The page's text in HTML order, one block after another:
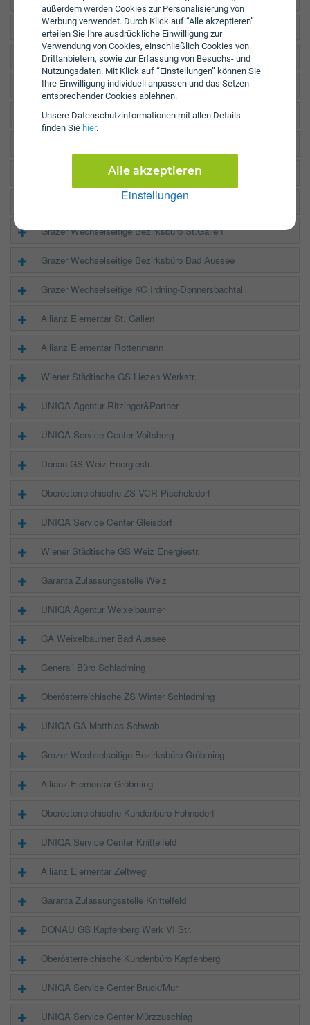
außerdem werden Cookies zur Personalisierung von
Werbung verwendet. Durch Klick auf “Alle akzeptieren”
erteilen Sie Ihre ausdrückliche Einwilligung zur
Verwendung von Cookies, einschließlich Cookies von
Drittanbietern, sowie zur Erfassung von Besuchs- und
Nutzungsdaten. Mit Klick auf “Einstellungen” können Sie
Ihre Einwilligung individuell anpassen und das Setzen
entsprechender Cookies ablehnen.
Unsere Daten­schutz­informationen mit allen Details
finden Sie hier.
Einstellungen
Alle akzeptieren
Generali Büro Liezen
Oberösterreichische Kundenbüro Liezen
Oberösterreichische Kundenbüro Landl
UNIQA Service Center Liezen
Grazer Wechselseitige Bezirksbüro Liezen
Grazer Wechselseitige Bezirksbüro Admont
Grazer Wechselseitige Bezirksbüro St.Gallen
Grazer Wechselseitige Bezirksbüro Bad Aussee
Grazer Wechselseitige KC Irdning-Donnersbachtal
Allianz Elementar St. Gallen
Allianz Elementar Rottenmann
Wiener Städtische GS Liezen Werkstr.
UNIQA Agentur Ritzinger&Partner
UNIQA Service Center Voitsberg
Donau GS Weiz Energiestr.
Oberösterreichische ZS VCR Pischelsdorf
UNIQA Service Center Gleisdorf
Wiener Städtische GS Weiz Energiestr.
Garanta Zulassungsstelle Weiz
UNIQA Agentur Weixelbaumer
GA Weixelbaumer Bad Aussee
Generali Büro Schladming
Oberösterreichische ZS Winter Schladming
UNIQA GA Matthias Schwab
Grazer Wechselseitige Bezirksbüro Gröbming
Allianz Elementar Gröbming
Oberösterreichische Kundenbüro Fohnsdorf
UNIQA Service Center Knittelfeld
Allianz Elementar Zeltweg
Garanta Zulassungsstelle Knittelfeld
DONAU GS Kapfenberg Werk VI Str.
Oberösterreichische Kundenbüro Kapfenberg
UNIQA Service Center Bruck/Mur
UNIQA Service Center Mürzzuschlag